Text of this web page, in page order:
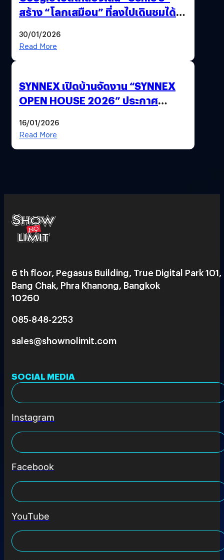
สร้าง “โลกเสมือน” ที่ลงไปเดินชมได้
30/01/2026
Read More
SYNNEX เปิดบ้านจัดงาน “SYNNEX
OPEN HOUSE 2026” ประกาศ
ได้ 53,000 ล้านบาท
16/01/2026
Read More
6 th floor, Pegasus Building, True Digital Park 101,
Bang Chak, Phra Khanong, Bangkok
10260
085-848-2253
sales@shownolimit.com
SOCIAL MEDIA
Instagram
Facebook
YouTube